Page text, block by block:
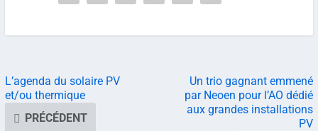
L’agenda du solaire PV
et/ou thermique
PRÉCÉDENT
Un trio gagnant emmené
par Neoen pour l’AO dédié
aux grandes installations
PV